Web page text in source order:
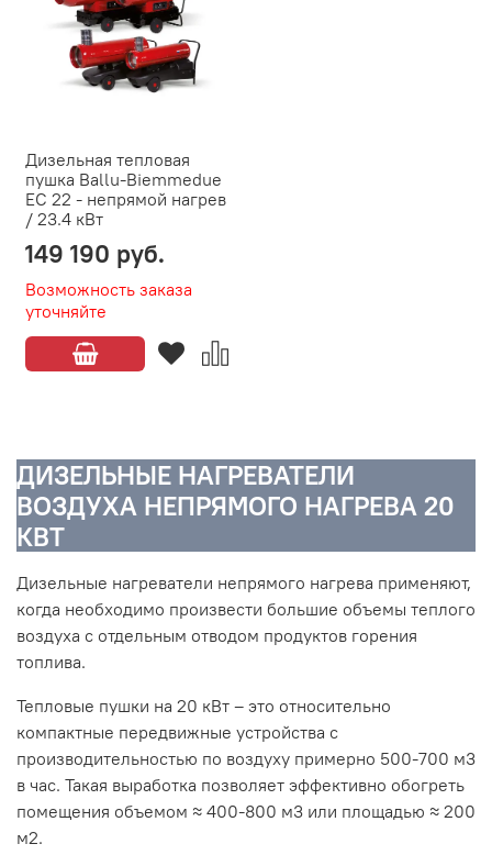
Дизельная тепловая
пушка Ballu-Biemmedue
EC 22 - непрямой нагрев
/ 23.4 кВт
Возможность заказа
уточняйте
149 190 руб.
ДИЗЕЛЬНЫЕ НАГРЕВАТЕЛИ
ВОЗДУХА НЕПРЯМОГО НАГРЕВА 20
КВТ
Дизельные нагреватели непрямого нагрева применяют,
когда необходимо произвести большие объемы теплого
воздуха с отдельным отводом продуктов горения
топлива.
Тепловые пушки на 20 кВт – это относительно
компактные передвижные устройства с
производительностью по воздуху примерно 500-700 м3
в час. Такая выработка позволяет эффективно обогреть
помещения объемом ≈ 400-800 м3 или площадью ≈ 200
м2.